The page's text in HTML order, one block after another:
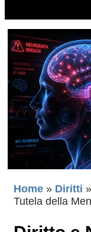
Home » Diritti »
Tutela della